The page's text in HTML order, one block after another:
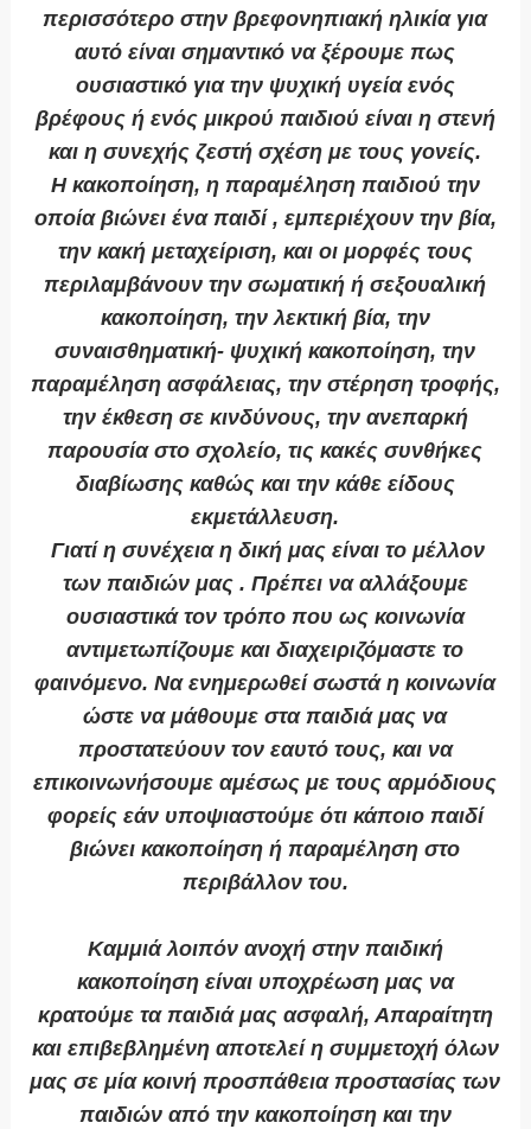
περισσότερο στην βρεφονηπιακή ηλικία για
αυτό είναι σημαντικό να ξέρουμε πως
ουσιαστικό για την ψυχική υγεία ενός
βρέφους ή ενός μικρού παιδιού είναι η στενή
και η συνεχής ζεστή σχέση με τους γονείς.
Η κακοποίηση, η παραμέληση παιδιού την
οποία βιώνει ένα παιδί , εμπεριέχουν την βία,
την κακή μεταχείριση, και οι μορφές τους
περιλαμβάνουν την σωματική ή σεξουαλική
κακοποίηση, την λεκτική βία, την
συναισθηματική- ψυχική κακοποίηση, την
παραμέληση ασφάλειας, την στέρηση τροφής,
την έκθεση σε κινδύνους, την ανεπαρκή
παρουσία στο σχολείο, τις κακές συνθήκες
διαβίωσης καθώς και την κάθε είδους
εκμετάλλευση.
Γιατί η συνέχεια η δική μας είναι το μέλλον
των παιδιών μας . Πρέπει να αλλάξουμε
ουσιαστικά τον τρόπο που ως κοινωνία
αντιμετωπίζουμε και διαχειριζόμαστε το
φαινόμενο. Να ενημερωθεί σωστά η κοινωνία
ώστε να μάθουμε στα παιδιά μας να
προστατεύουν τον εαυτό τους, και να
επικοινωνήσουμε αμέσως με τους αρμόδιους
φορείς εάν υποψιαστούμε ότι κάποιο παιδί
βιώνει κακοποίηση ή παραμέληση στο
περιβάλλον του.
Καμμιά λοιπόν ανοχή στην παιδική
κακοποίηση είναι υποχρέωση μας να
κρατούμε τα παιδιά μας ασφαλή, Απαραίτητη
και επιβεβλημένη αποτελεί η συμμετοχή όλων
μας σε μία κοινή προσπάθεια προστασίας των
παιδιών από την κακοποίηση και την